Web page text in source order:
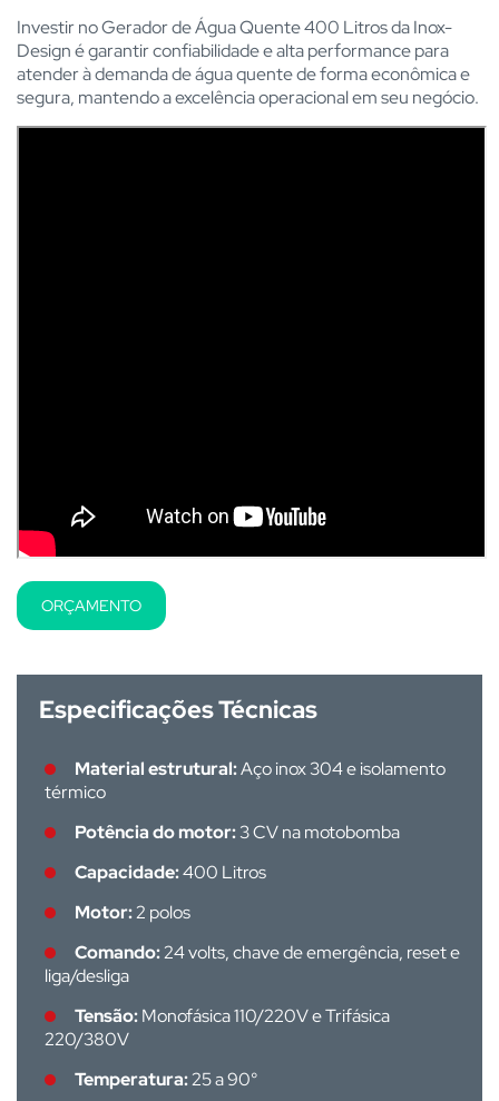
Investir no Gerador de Água Quente 400 Litros da Inox-
Design é garantir confiabilidade e alta performance para
atender à demanda de água quente de forma econômica e
segura, mantendo a excelência operacional em seu negócio.
ORÇAMENTO
Especificações Técnicas
Material estrutural:Aço inox 304 e isolamento
térmico
Potência do motor:3 CV na motobomba
Capacidade:400 Litros
Motor:2 polos
Comando:24 volts, chave de emergência, reset e
liga/desliga
Tensão:Monofásica 110/220V e Trifásica
220/380V
Temperatura:25 a 90°